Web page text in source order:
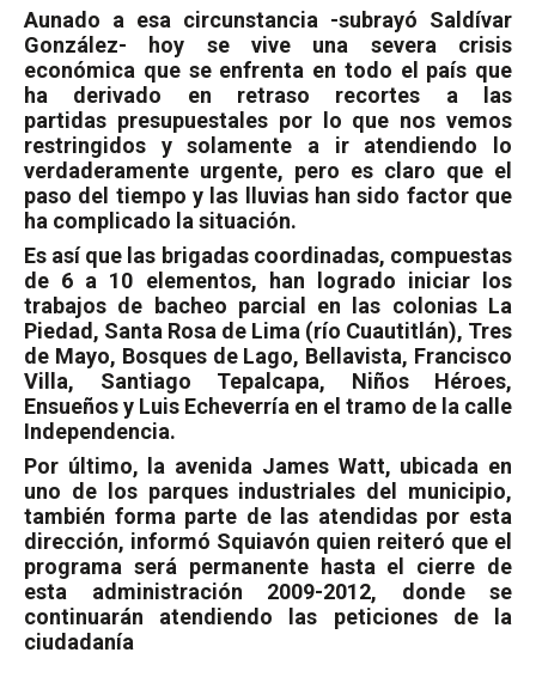
Aunado a esa circunstancia -subrayó Saldívar
González- hoy se vive una severa crisis
económica que se enfrenta en todo el país que
ha derivado en retraso recortes a las
partidas presupuestales por lo que nos vemos
restringidos y solamente a ir atendiendo lo
verdaderamente urgente, pero es claro que el
paso del tiempo y las lluvias han sido factor que
ha complicado la situación.
Es así que las brigadas coordinadas, compuestas
de 6 a 10 elementos, han logrado iniciar los
trabajos de bacheo parcial en las colonias La
Piedad, Santa Rosa de Lima (río Cuautitlán), Tres
de Mayo, Bosques de Lago, Bellavista, Francisco
Villa, Santiago Tepalcapa, Niños Héroes,
Ensueños y Luis Echeverría en el tramo de la calle
Independencia.
Por último, la avenida James Watt, ubicada en
uno de los parques industriales del municipio,
también forma parte de las atendidas por esta
dirección, informó Squiavón quien reiteró que el
programa será permanente hasta el cierre de
esta administración 2009-2012, donde se
continuarán atendiendo las peticiones de la
ciudadanía